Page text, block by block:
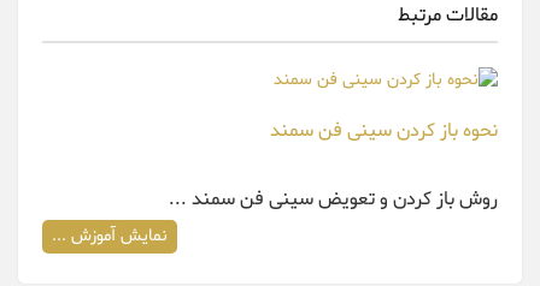
مقالات مرتبط
نحوه باز کردن سینی فن سمند
روش باز کردن و تعویض سینی فن سمند ...
نمایش آموزش ...